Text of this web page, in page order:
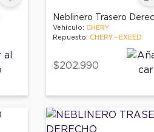
Neblinero Trasero
Vehículo: CHERY
Repuesto: CHERY - EXEED
$202.990